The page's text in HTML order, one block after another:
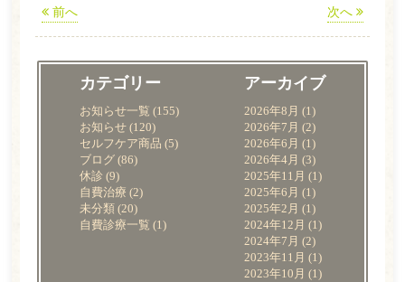
前へ 次へ
カテゴリー
お知らせ一覧 (155)
お知らせ (120)
セルフケア商品 (5)
ブログ (86)
休診 (9)
自費治療 (2)
未分類 (20)
自費診療一覧 (1)
アーカイブ
2026年8月 (1)
2026年7月 (2)
2026年6月 (1)
2026年4月 (3)
2025年11月 (1)
2025年6月 (1)
2025年2月 (1)
2024年12月 (1)
2024年7月 (2)
2023年11月 (1)
2023年10月 (1)